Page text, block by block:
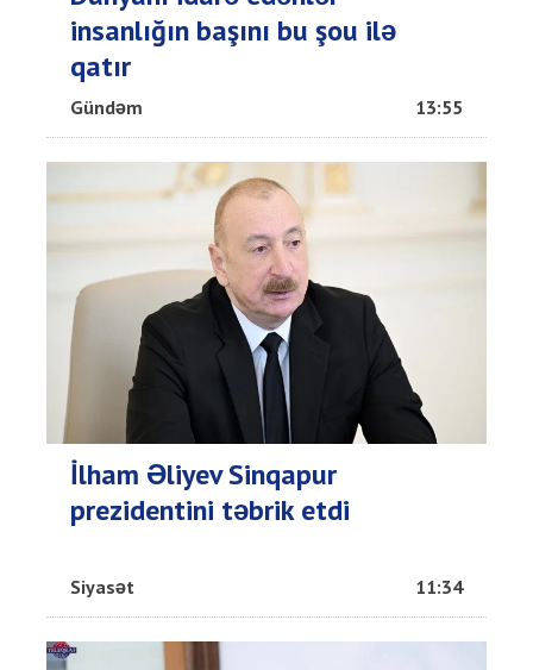
insanlığın başını bu şou ilə
qatır
Gündəm 13:55
İlham Əliyev Sinqapur
prezidentini təbrik etdi
Siyasət 11:34